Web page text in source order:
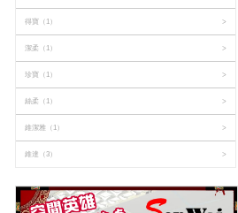
得寶 （1） >
潔柔 （1） >
珍寶 （1） >
絲柔 （1） >
維潔雅 （1） >
維達 （3） >